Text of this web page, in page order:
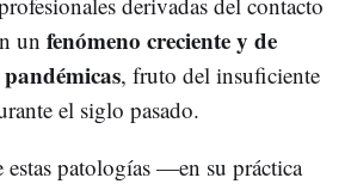
un fenómeno creciente y de
, fruto del insuficiente
el siglo pasado.
patologías —en su práctica